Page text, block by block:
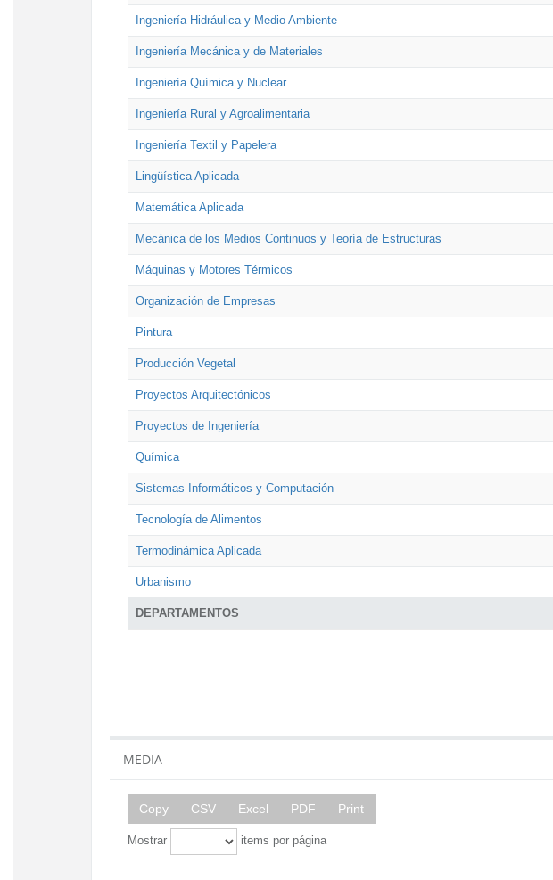
DEPARTAMENTOS
Ingeniería Hidráulica y Medio Ambiente
Ingeniería Mecánica y de Materiales
Ingeniería Química y Nuclear
Ingeniería Rural y Agroalimentaria
Ingeniería Textil y Papelera
Lingüística Aplicada
Matemática Aplicada
Mecánica de los Medios Continuos y Teoría de Estructuras
Máquinas y Motores Térmicos
Organización de Empresas
Pintura
Producción Vegetal
Proyectos Arquitectónicos
Proyectos de Ingeniería
Química
Sistemas Informáticos y Computación
Tecnología de Alimentos
Termodinámica Aplicada
Urbanismo
MEDIA
Copy CSV Excel PDF Print
Mostrar items por página